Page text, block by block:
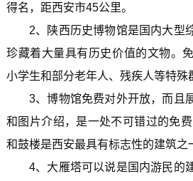
得名，距西安市45公里。
2、陕西历史博物馆是国内大型
珍藏着大量具有历史价值的文物。
小学生和部分老年人、残疾人等特殊
3、博物馆免费对外开放，而且
和图片介绍，是一处不可错过的免
和鼓楼是西安最具有标志性的建筑之
4、大雁塔可以说是国内游民的